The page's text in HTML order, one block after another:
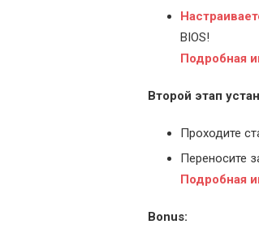
BIOS!
Подробная
Второй этап
Проходите
Переносите
Подробная
Bonus: